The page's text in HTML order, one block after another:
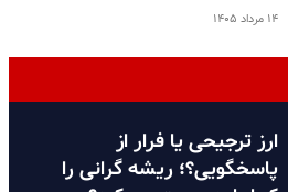
۱۴ مرداد ۱۴۰۵
ارز ترجیحی یا فرار از
پاسخگویی؟؛ ریشه گرانی را